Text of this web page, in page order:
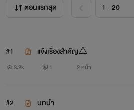
ตอนแรกสุด
#1 แจ้งเรื่องสำคัญ⚠️
3.2k 1 2 หน้า
#2 บทนำ